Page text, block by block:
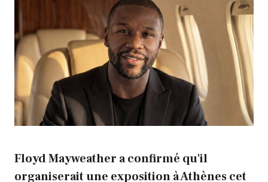
Floyd Mayweather a confirmé qu'il
organiserait une exposition à Athènes cet